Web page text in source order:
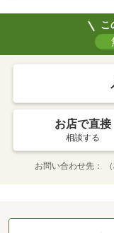
こ
お店で直接
相談する
お問い合わせ先